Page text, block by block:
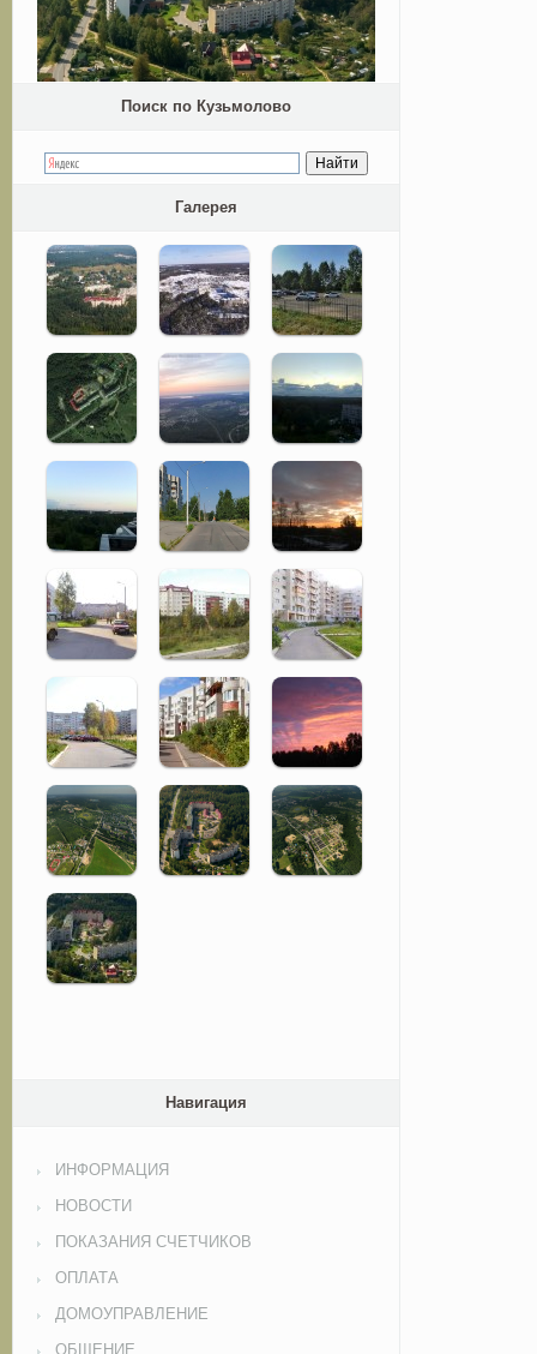
Поиск по Кузьмолово
Галерея
Навигация
ИНФОРМАЦИЯ
НОВОСТИ
ПОКАЗАНИЯ СЧЕТЧИКОВ
ОПЛАТА
ДОМОУПРАВЛЕНИЕ
ОБЩЕНИЕ